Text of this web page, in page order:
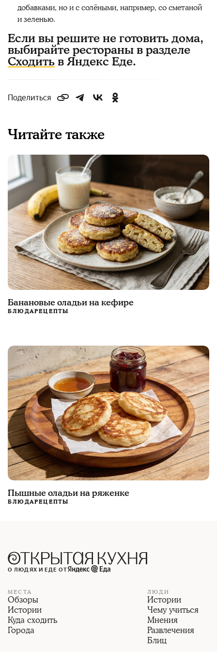
добавками, но и с солёными, например, со сметаной
и зеленью.
Если вы решите не готовить дома,
выбирайте рестораны в разделе
Сходитьв Яндекс Еде.
Поделиться
Читайте также
Банановые оладьи на кефире
БЛЮДАРЕЦЕПТЫ
Пышные оладьи на ряженке
БЛЮДАРЕЦЕПТЫ
О ЛЮДЯХ И ЕДЕ ОТ
МЕСТА
Обзоры
Истории
Куда сходить
Города
ЛЮДИ
Истории
Чему учиться
Мнения
Развлечения
Блиц